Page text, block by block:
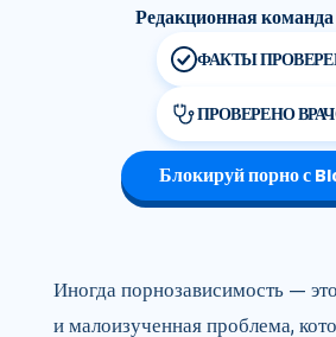
Редакционная
ФАКТЫ
ПРОВЕРЕНО
Блокируй порно с
Иногда порнозависимость —
и малоизученная проблема,